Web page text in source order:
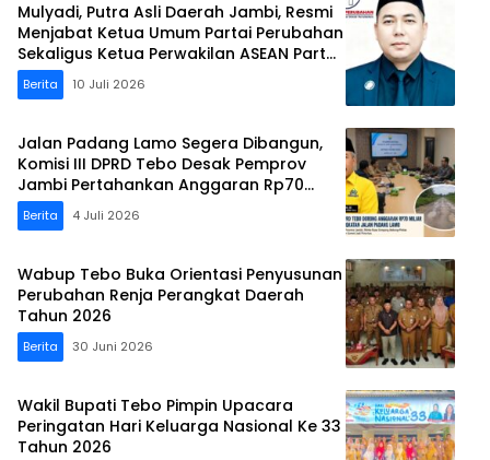
Mulyadi, Putra Asli Daerah Jambi, Resmi
Menjabat Ketua Umum Partai Perubahan
Sekaligus Ketua Perwakilan ASEAN Partai
Perubahan di Malaysia
Berita 10 Juli 2026
Jalan Padang Lamo Segera Dibangun,
Komisi III DPRD Tebo Desak Pemprov
Jambi Pertahankan Anggaran Rp70
Miliar
Berita 4 Juli 2026
Wabup Tebo Buka Orientasi Penyusunan
Perubahan Renja Perangkat Daerah
Tahun 2026
Berita 30 Juni 2026
Wakil Bupati Tebo Pimpin Upacara
Peringatan Hari Keluarga Nasional Ke 33
Tahun 2026